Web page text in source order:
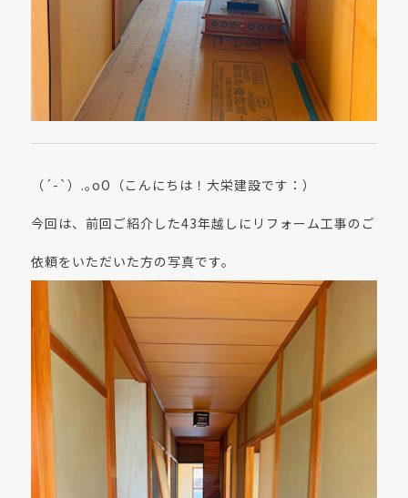
（´-`）.｡oO（こんにちは！大栄建設です：）
今回は、前回ご紹介した43年越しにリフォーム工事のご
依頼をいただいた方の写真です。